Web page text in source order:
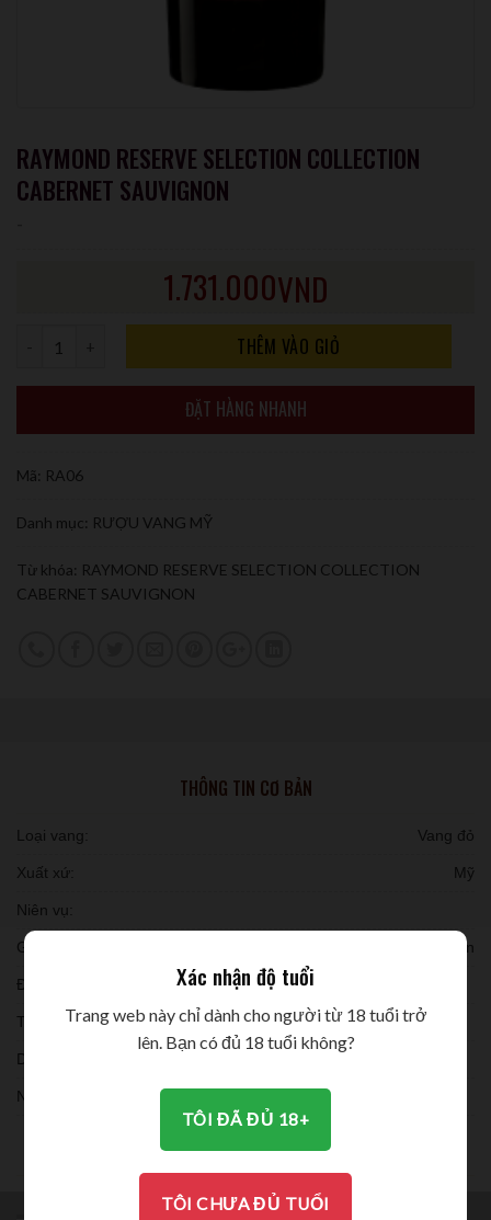
RAYMOND RESERVE SELECTION COLLECTION
CABERNET SAUVIGNON
1.731.000VND
THÊM VÀO GIỎ
ĐẶT HÀNG NHANH
Mã: RA06
Danh mục: RƯỢU VANG MỸ
Từ khóa: RAYMOND RESERVE SELECTION COLLECTION
CABERNET SAUVIGNON
THÔNG TIN CƠ BẢN
Loại vang: Vang đỏ
Xuất xứ: Mỹ
Niên vụ:
Giống nho: Cabernet Sauvignon
Đóng chai:
Thời gian ủ:
Dung tích:
Nồng độ:
THƯỞNG THỨC
Xác nhận độ tuổi
Trang web này chỉ dành cho người từ 18 tuổi trở
lên. Bạn có đủ 18 tuổi không?
TÔI ĐÃ ĐỦ 18+
TÔI CHƯA ĐỦ TUỔI